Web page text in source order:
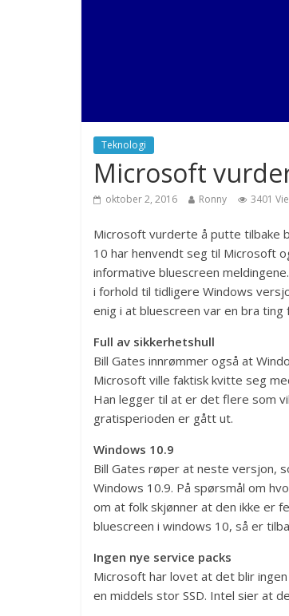
Teknologi
Microsoft
oktober 2, 2016 Ronny 3401
Microsoft vurderte å putte tilbake
10 har henvendt seg til Microsoft
informative bluescreen
i forhold til tidligere Windows
enig i at bluescreen var en bra ting
Full av sikkerhetshull
Bill Gates innrømmer også at
Microsoft ville faktisk kvitte seg
Han legger til at er det flere som
gratisperioden er gått ut.
Windows 10.9
Bill Gates røper at neste versjon,
Windows 10.9. På spørsmål om
om at folk skjønner at den ikke er
bluescreen i windows 10, så er
Ingen nye service packs
Microsoft har lovet at det blir
en middels stor SSD. Intel sier at